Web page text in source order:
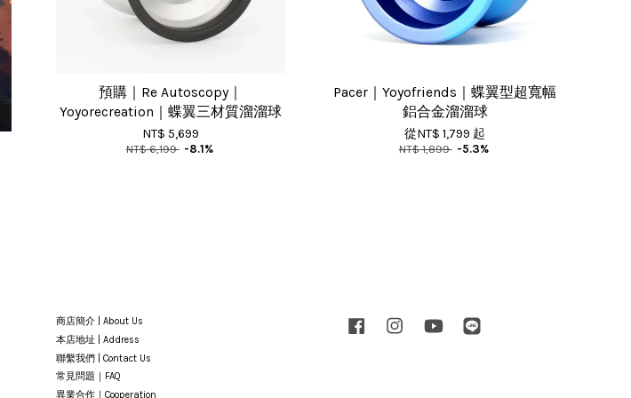
預購｜Re Autoscopy｜
Yoyorecreation｜蝶翼三材質溜溜球
NT$ 5,699
NT$ 6,199 -8.1%
Pacer｜Yoyofriends｜蝶翼型超寬幅
鋁合金溜溜球
從NT$ 1,799 起
NT$ 1,899 -5.3%
商店簡介 | About Us
本店地址 | Address
聯繫我們 | Contact Us
常見問題｜FAQ
異業合作｜Cooperation
Facebook InstagramYouTube